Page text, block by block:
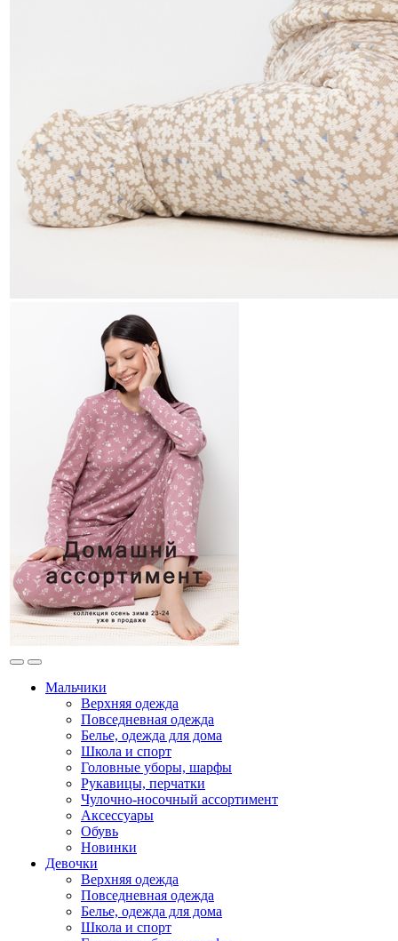
Мальчики
Верхняя одежда
Повседневная одежда
Белье, одежда для дома
Школа и спорт
Головные уборы, шарфы
Рукавицы, перчатки
Чулочно-носочный ассортимент
Аксессуары
Обувь
Новинки
Девочки
Верхняя одежда
Повседневная одежда
Белье, одежда для дома
Школа и спорт